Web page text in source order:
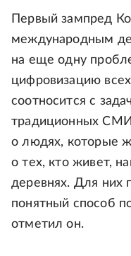
Первый зампред
международным
на еще одну
цифровизацию
соотносится с
традиционных
о людях, которые
о тех, кто живет,
деревнях. Для них
понятный способ
отметил он.